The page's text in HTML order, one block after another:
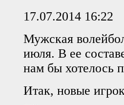
17.07.2014 16:22
Мужская
июля. В ее
нам бы хотелось
Итак, новые